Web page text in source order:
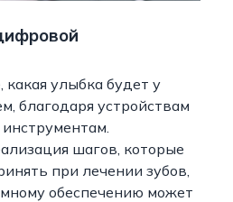
какая улыбка будет у
благодаря устройствам
шагов, которые
при лечении зубов,
обеспечению может